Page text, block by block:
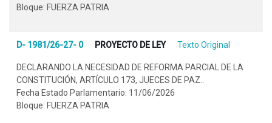
Bloque: FUERZA PATRIA
D- 1981/26-27- 0 PROYECTO DE LEY Texto Original
DECLARANDO LA NECESIDAD DE REFORMA PARCIAL DE LA
CONSTITUCIÓN, ARTÍCULO 173, JUECES DE PAZ..
Fecha Estado Parlamentario: 11/06/2026
Bloque: FUERZA PATRIA